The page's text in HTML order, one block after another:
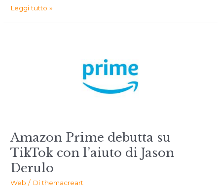
Leggi tutto »
Amazon Prime debutta su
TikTok con l’aiuto di Jason
Derulo
Web / Dithemacreart